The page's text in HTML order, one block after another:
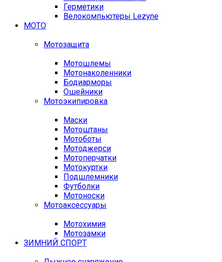
Герметики
Велокомпьютеры Lezyne
МОТО
Мотозащита
Мотошлемы
Мотонаколенники
Бодиарморы
Ошейники
Мотоэкипировка
Маски
Мотоштаны
Мотоботы
Мотоджерси
Мотоперчатки
Мотокуртки
Подшлемники
Футболки
Мотоноски
Мотоаксессуары
Мотохимия
Мотозамки
ЗИМНИЙ СПОРТ